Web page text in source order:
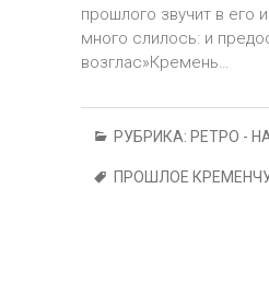
прошлого звучит в его
много слилось: и
возглас»Кремень…
РУБРИКА: РЕТРО -
ПРОШЛОЕ